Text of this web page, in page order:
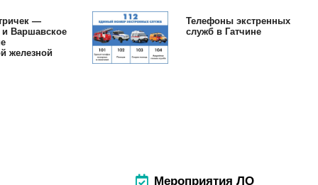
—
и Варшавское
железной
Телефоны экстренных
служб в Гатчине
Мероприятия ЛО